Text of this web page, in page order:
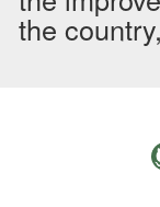
the